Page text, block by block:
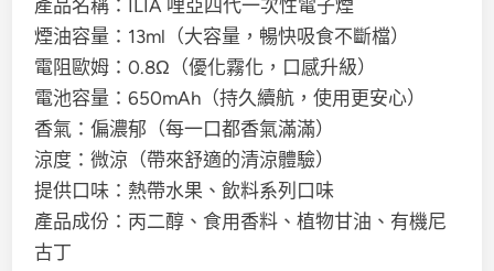
產品名稱：ILIA 哩亞四代一次性電子煙
煙油容量：13ml（大容量，暢快吸食不斷檔）
電阻歐姆：0.8Ω（優化霧化，口感升級）
電池容量：650mAh（持久續航，使用更安心）
香氣：偏濃郁（每一口都香氣滿滿）
涼度：微涼（帶來舒適的清涼體驗）
提供口味：熱帶水果、飲料系列口味
產品成份：丙二醇、食用香料、植物甘油、有機尼
古丁